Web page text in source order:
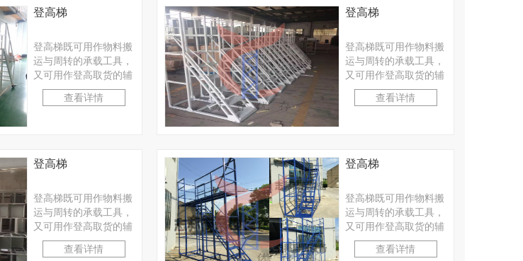
登高梯
登高梯既可用作物料搬
运与周转的承载工具，
又可用作登高取货的辅
助工具。适合工厂、仓
库等轻小型物料的人工
查看详情
登高梯
登高梯既可用作物料搬
运与周转的承载工具，
又可用作登高取货的辅
助工具。适合工厂、仓
库等轻小型物料的人工
查看详情
登高梯
登高梯既可用作物料搬
运与周转的承载工具，
又可用作登高取货的辅
助工具。适合工厂、仓
库等轻小型物料的人工
查看详情
登高梯
登高梯既可用作物料搬
运与周转的承载工具，
又可用作登高取货的辅
助工具。适合工厂、仓
库等轻小型物料的人工
查看详情